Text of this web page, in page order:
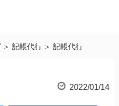
記帳代行 記帳代行
2022/01/14